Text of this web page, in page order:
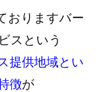
おりますバー
スという
提供地域とい
徴が